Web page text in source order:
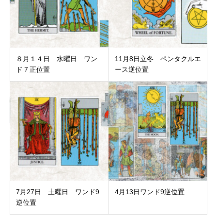
８月１４日 水曜日 ワン
ド７正位置
11月8日立冬 ペンタクルエ
ース逆位置
7月27日 土曜日 ワンド9
逆位置
4月13日ワンド9逆位置